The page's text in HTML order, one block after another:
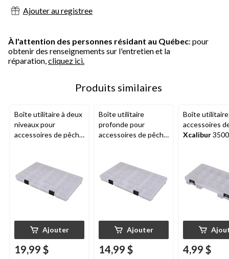
Ajouter au registree
À l'attention des personnes résidant au Québec: pour
obtenir des renseignements sur l'entretien et la
réparation,cliquez ici.
Produits similaires
Boîte utilitaire à deux
niveaux pour
accessoires de pêche
Ajouter
19,99 $
Boîte utilitaire
profonde pour
accessoires de pêche
Ajouter
14,99 $
Boîte
accessoires
Xcalibur3500
4,99 $